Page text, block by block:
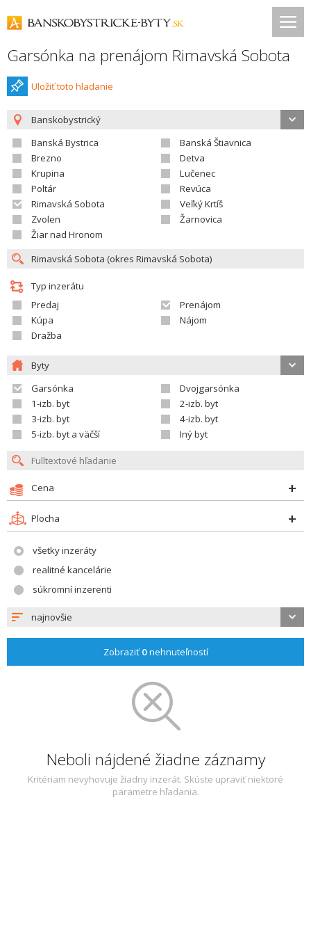
Garsónka na prenájom Rimavská Sobota
Uložiť toto hladanie
Banskobystrický
Banská Bystrica
Banská Štiavnica
Brezno
Detva
Krupina
Lučenec
Poltár
Revúca
Rimavská Sobota
Veľký Krtíš
Zvolen
Žarnovica
Žiar nad Hronom
Typ inzerátu
Predaj
Prenájom
Kúpa
Nájom
Dražba
Byty
Garsónka
Dvojgarsónka
1-izb. byt
2-izb. byt
3-izb. byt
4-izb. byt
5-izb. byt a väčší
Iný byt
Cena
Plocha
všetky inzeráty
realitné kancelárie
súkromní inzerenti
najnovšie
Zobraziť0nehnuteľností
Neboli nájdené žiadne záznamy
Kritériam nevyhovuje žiadny inzerát. Skúste upraviť niektoré
parametre hľadania.